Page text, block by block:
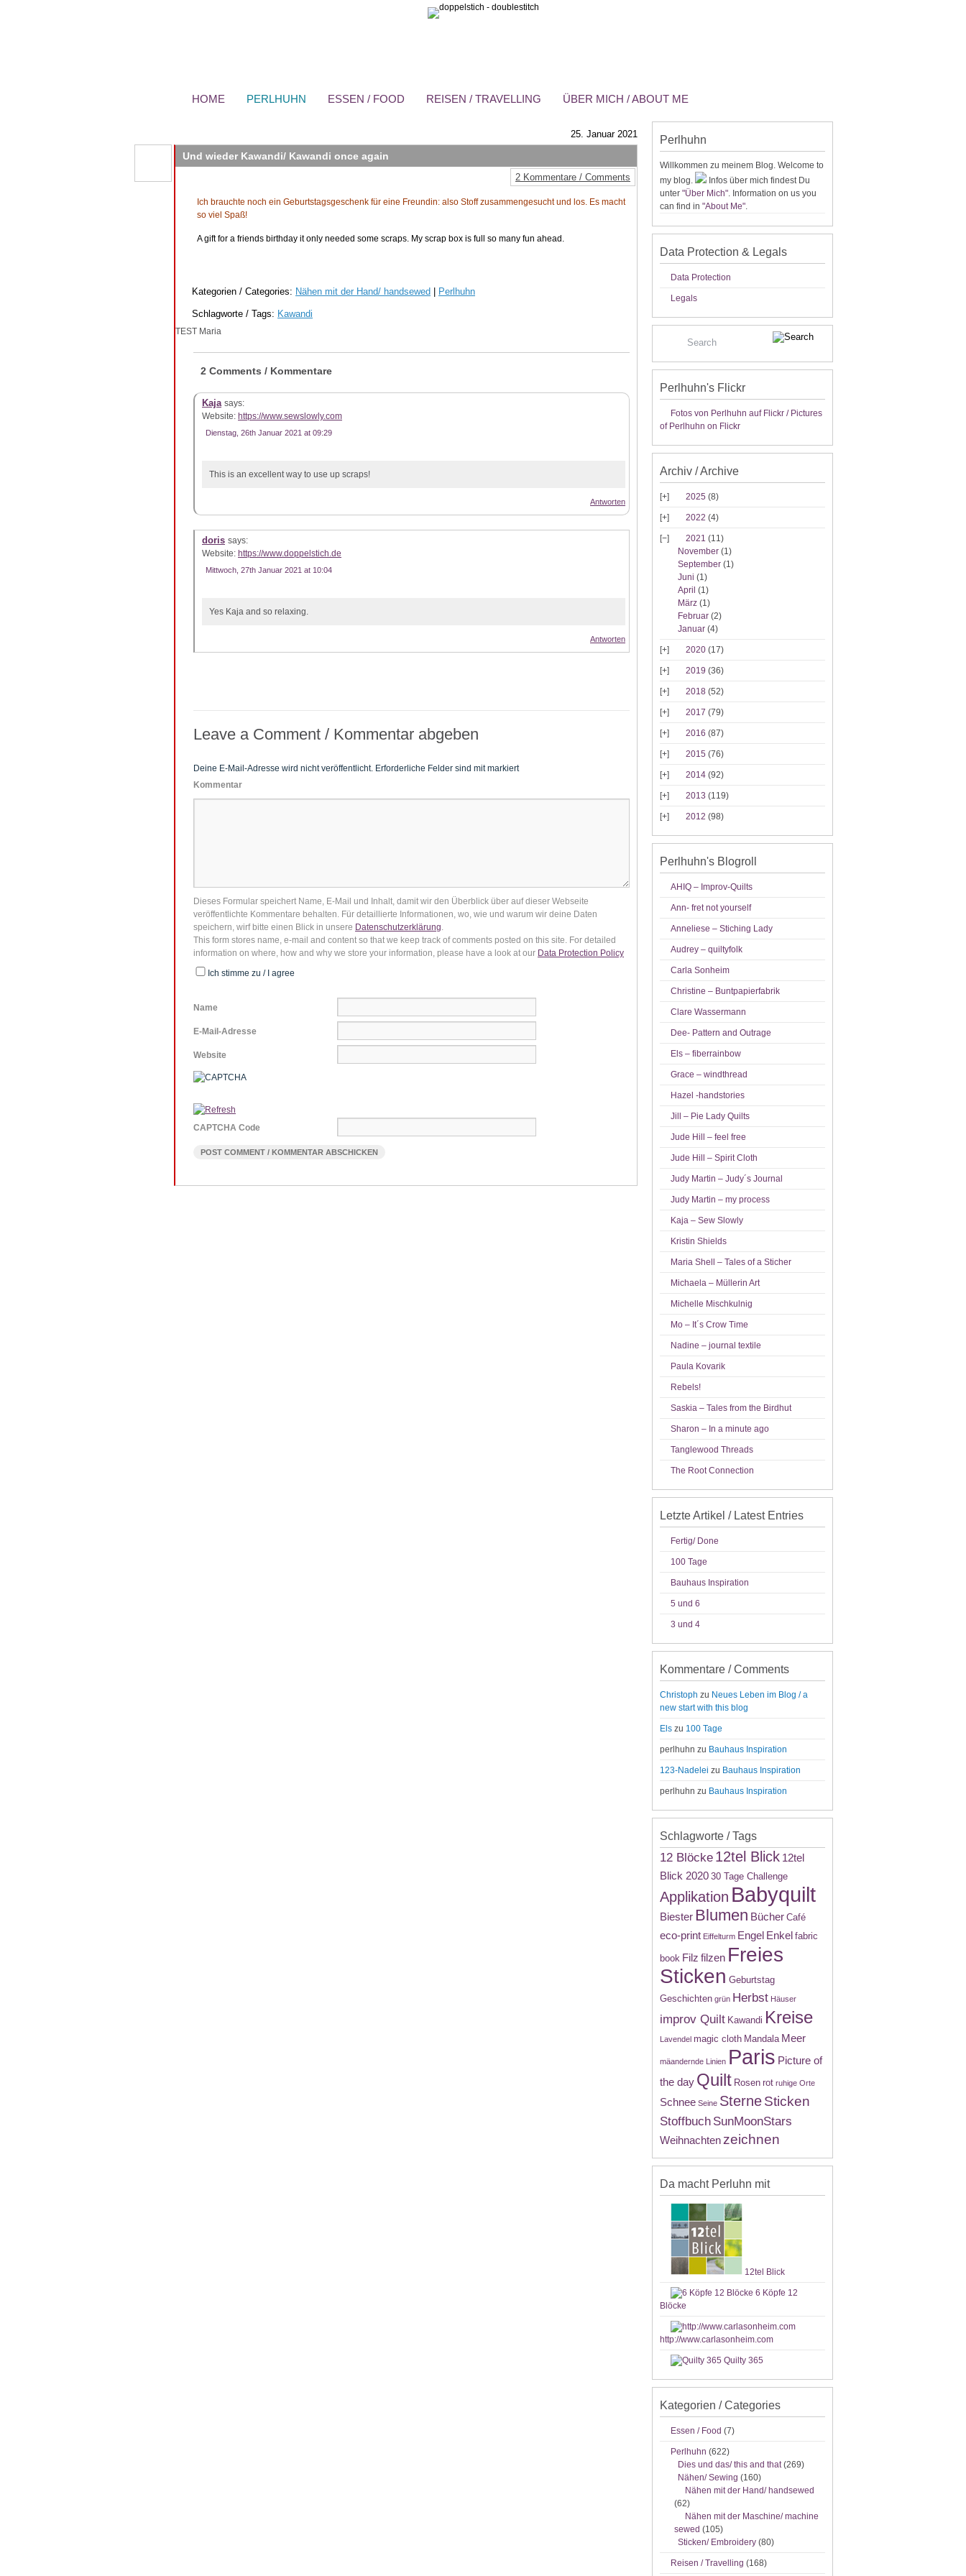
HOME PERLHUHN ESSEN / FOOD REISEN / TRAVELLING ÜBER MICH / ABOUT ME
Perlhuhn
Willkommen zu meinem Blog. Welcome to
my blog.
Infos über mich findest Du
unter "Über Mich". Information on us you
can find in "About Me".
Data Protection & Legals
Data Protection
Legals
Perlhuhn's Flickr
Fotos von Perlhuhn auf Flickr / Pictures
of Perlhuhn on Flickr
Archiv / Archive
2025 (8)
2022 (4)
2021 (11)
November (1)
September (1)
Juni (1)
April (1)
März (1)
Februar (2)
Januar (4)
2020 (17)
2019 (36)
2018 (52)
2017 (79)
2016 (87)
2015 (76)
2014 (92)
2013 (119)
2012 (98)
Perlhuhn's Blogroll
AHIQ – Improv-Quilts
Ann- fret not yourself
Anneliese – Stiching Lady
Audrey – quiltyfolk
Carla Sonheim
Christine – Buntpapierfabrik
Clare Wassermann
Dee- Pattern and Outrage
Els – fiberrainbow
Grace – windthread
Hazel -handstories
Jill – Pie Lady Quilts
Jude Hill – feel free
Jude Hill – Spirit Cloth
Judy Martin – Judy´s Journal
Judy Martin – my process
Kaja – Sew Slowly
Kristin Shields
Maria Shell – Tales of a Sticher
Michaela – Müllerin Art
Michelle Mischkulnig
Mo – It´s Crow Time
Nadine – journal textile
Paula Kovarik
Rebels!
Saskia – Tales from the Birdhut
Sharon – In a minute ago
Tanglewood Threads
The Root Connection
Letzte Artikel / Latest Entries
Fertig/ Done
100 Tage
Bauhaus Inspiration
5 und 6
3 und 4
Kommentare / Comments
Christoph zu Neues Leben im Blog / a
new start with this blog
Els zu 100 Tage
perlhuhn zu Bauhaus Inspiration
123-Nadelei zu Bauhaus Inspiration
perlhuhn zu Bauhaus Inspiration
Schlagworte / Tags
12 Blöcke 12tel Blick 12tel
Blick 2020 30 Tage Challenge
Applikation Babyquilt
Biester Blumen Bücher Café
eco-print Eiffelturm Engel Enkel fabric
book Filz filzen Freies
Sticken Geburtstag
Geschichten grün Herbst Häuser
improv Quilt Kawandi Kreise
Lavendel magic cloth Mandala Meer
mäandernde Linien Paris Picture of
the day Quilt Rosen rot ruhige Orte
Schnee Seine SterneSticken
Stoffbuch SunMoonStars
Weihnachten zeichnen
Da macht Perluhn mit
12tel Blick
6 Köpfe 12
Blöcke
http://www.carlasonheim.com
Quilty 365
Kategorien / Categories
Essen / Food (7)
Perlhuhn (622)
Dies und das/ this and that(269)
Nähen/ Sewing (160)
Nähen mit der Hand/ handsewed
(62)
Nähen mit der Maschine/ machine
sewed (105)
Sticken/ Embroidery (80)
Reisen / Travelling (168)
25. Januar 2021
Und wieder Kawandi/ Kawandi once again
2 Kommentare / Comments
Ich brauchte noch ein Geburtstagsgeschenk für eine Freundin: also Stoff zusammengesucht und los. Es macht
so viel Spaß!
A gift for a friends birthday it only needed some scraps. My scrap box is full so many fun ahead.
Kategorien / Categories: Nähen mit der Hand/ handsewed Perlhuhn
Schlagworte / Tags: Kawandi
TEST Maria
2 Comments / Kommentare
Kaja says:
Website: https://www.sewslowly.com
Dienstag, 26th Januar 2021 at 09:29
This is an excellent way to use up scraps!
Antworten
doris says:
Website: https://www.doppelstich.de
Mittwoch, 27th Januar 2021 at 10:04
Yes Kaja and so relaxing.
Antworten
Leave a Comment / Kommentar abgeben
Deine E-Mail-Adresse wird nicht veröffentlicht. Erforderliche Felder sind mitmarkiert
Kommentar
Dieses Formular speichert Name, E-Mail und Inhalt, damit wir den Überblick über auf dieser Webseite
veröffentlichte Kommentare behalten. Für detaillierte Informationen, wo, wie und warum wir deine Daten
speichern, wirf bitte einen Blick in unsere Datenschutzerklärung.
This form stores name, e-mail and content so that we keep track of comments posted on this site. For detailed
information on where, how and why we store your information, please have a look at our Data Protection Policy
Ich stimme zu / I agree
Name
E-Mail-Adresse
Website
CAPTCHA Code